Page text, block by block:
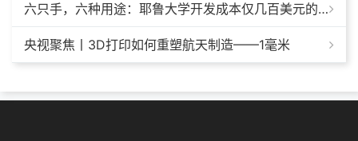
六只手，六种用途：耶鲁大学开发成本仅几百美元的3D打印多功能假肢套装
央视聚焦丨3D打印如何重塑航天制造——1毫米